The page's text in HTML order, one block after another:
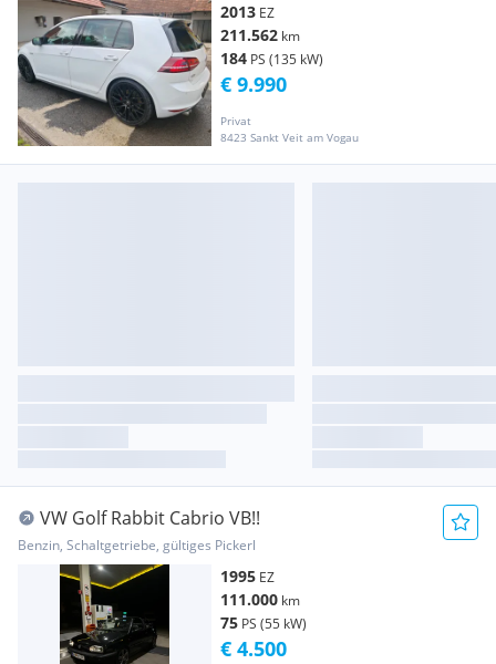
2013 EZ
211.562 km
184 PS (135 kW)
Privat
8423 Sankt Veit am Vogau
€ 9.990
VW Golf Rabbit Cabrio VB!!
Benzin, Schaltgetriebe, gültiges Pickerl
1995 EZ
111.000 km
75 PS (55 kW)
€ 4.500